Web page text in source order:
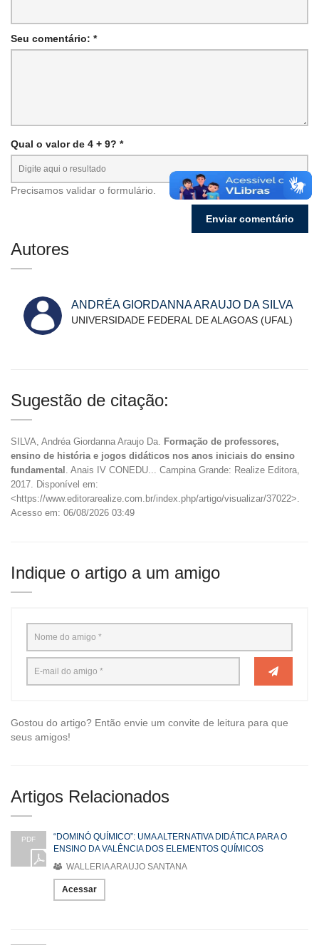
Seu comentário: *
Qual o valor de 4 + 9? *
Precisamos validar o formulário.
Autores
ANDRÉA GIORDANNA ARAUJO DA SILVA
UNIVERSIDADE FEDERAL DE ALAGOAS (UFAL)
Sugestão de citação:
SILVA, Andréa Giordanna Araujo Da.
Formação de professores,
ensino de história e jogos didáticos nos anos iniciais do ensino
fundamental
. Anais IV CONEDU... Campina Grande: Realize Editora,
2017. Disponível em:
<https://www.editorarealize.com.br/index.php/artigo/visualizar/37022>.
Acesso em: 06/08/2026 03:49
Indique o artigo a um amigo
Gostou do artigo? Então envie um convite de leitura para que
seus amigos!
Artigos Relacionados
PDF
“DOMINÓ QUÍMICO”: UMA ALTERNATIVA DIDÁTICA PARA O
ENSINO DA VALÊNCIA DOS ELEMENTOS QUÍMICOS
WALLERIA ARAUJO SANTANA
Acessar